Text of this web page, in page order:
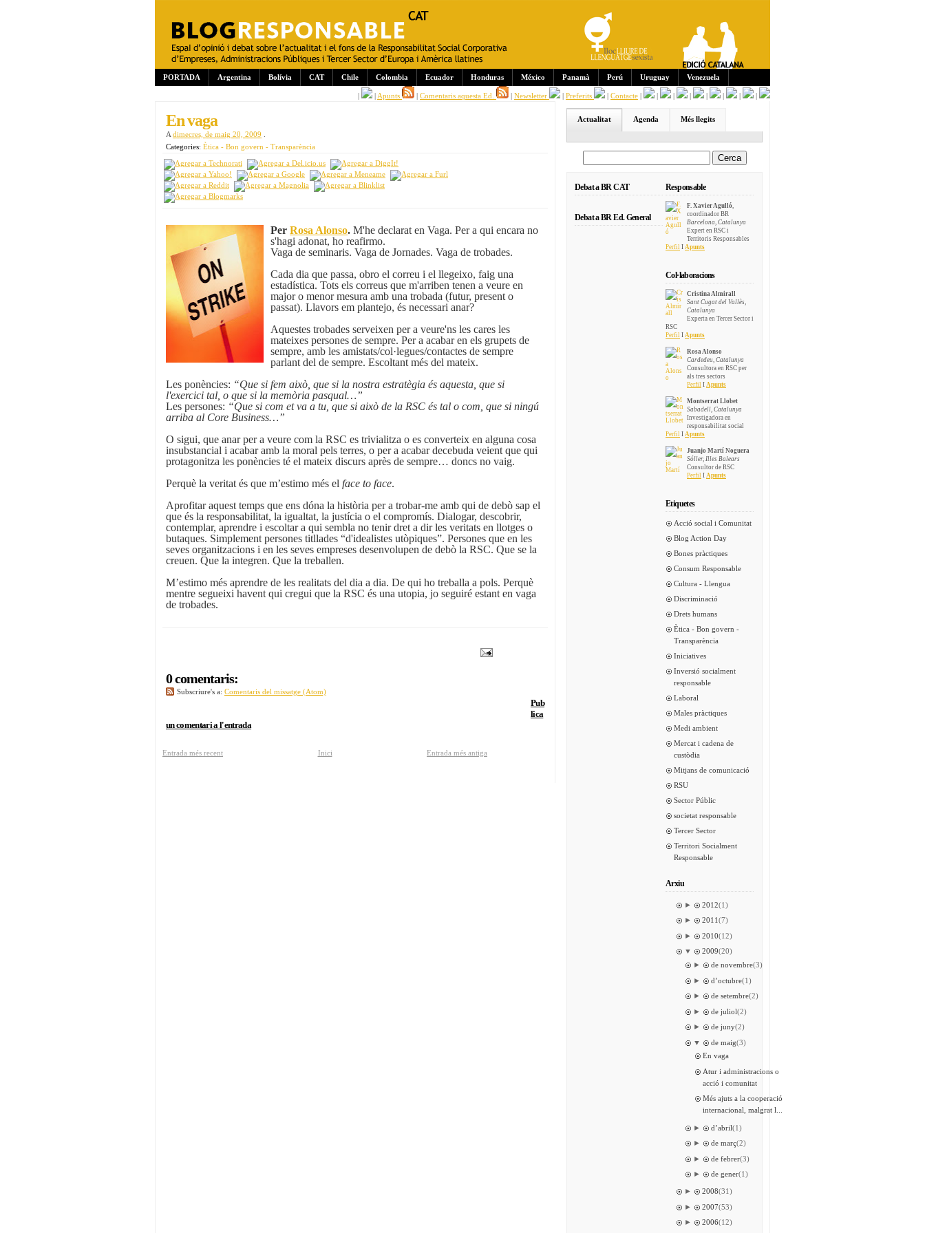
PORTADA Argentina Bolívia CAT Chile Colombia Ecuador Honduras México Panamà Perú Uruguay Venezuela
| | Apunts | Comentaris aquesta Ed. | Newsletter | Preferits | Contacte | | | | | | | |
En vaga
A dimecres, de maig 20, 2009
Categories: Ètica - Bon govern - Transparència
Per Rosa Alonso. M'he declarat en Vaga. Per a qui encara no
s'hagi adonat, ho reafirmo.
Vaga de seminaris. Vaga de Jornades. Vaga de trobades.
Cada dia que passa, obro el correu i el llegeixo, faig una
estadística. Tots els correus que m'arriben tenen a veure en
major o menor mesura amb una trobada (futur, present o
passat). Llavors em plantejo, és necessari anar?
Aquestes trobades serveixen per a veure'ns les cares les
mateixes persones de sempre. Per a acabar en els grupets de
sempre, amb les amistats/col·legues/contactes de sempre
parlant del de sempre. Escoltant més del mateix.
Les ponències: “Que si fem això, que si la nostra estratègia és aquesta, que si
l'exercici tal, o que si la memòria pasqual…”
Les persones: “Que si com et va a tu, que si això de la RSC és tal o com, que si ningú
arriba al Core Business…”
O sigui, que anar per a veure com la RSC es trivialitza o es converteix en alguna cosa
insubstancial i acabar amb la moral pels terres, o per a acabar decebuda veient que qui
protagonitza les ponències té el mateix discurs après de sempre… doncs no vaig.
Perquè la veritat és que m’estimo més el face to face.
Aprofitar aquest temps que ens dóna la història per a trobar-me amb qui de debò sap el
que és la responsabilitat, la igualtat, la justícia o el compromís. Dialogar, descobrir,
contemplar, aprendre i escoltar a qui sembla no tenir dret a dir les veritats en llotges o
butaques. Simplement persones titllades “d'idealistes utòpiques”. Persones que en les
seves organitzacions i en les seves empreses desenvolupen de debò la RSC. Que se la
creuen. Que la integren. Que la treballen.
M’estimo més aprendre de les realitats del dia a dia. De qui ho treballa a pols. Perquè
mentre segueixi havent qui cregui que la RSC és una utopia, jo seguiré estant en vaga
de trobades.
0 comentaris:
Subscriure's a: Comentaris del missatge (Atom)
Pub
lica
un comentari a l'entrada
Entrada més recent Entrada més antiga
Inici
Actualitat Agenda Més llegits
Debat a BR CAT
Debat a BR Ed. General
Responsable
F. Xavier Agulló,
coordinador BR
Barcelona, Catalunya
Expert en RSC i
Territoris Responsables
Perfil I Apunts
Col·laboracions
Cristina Almirall
Sant Cugat del Vallès,
Catalunya
Experta en Tercer Sector i
RSC
Perfil I Apunts
Rosa Alonso
Cardedeu, Catalunya
Consultora en RSC per
als tres sectors
Perfil I Apunts
Montserrat Llobet
Sabadell, Catalunya
Investigadora en
responsabilitat social
Perfil I Apunts
Juanjo Martí Noguera
Sóller, Illes Balears
Consultor de RSC
Perfil I Apunts
Etiquetes
Acció social i Comunitat
Blog Action Day
Bones pràctiques
Consum Responsable
Cultura - Llengua
Discriminació
Drets humans
Ètica - Bon govern -
Transparència
Iniciatives
Inversió socialment
responsable
Laboral
Males pràctiques
Medi ambient
Mercat i cadena de
custòdia
Mitjans de comunicació
RSU
Sector Públic
societat responsable
Tercer Sector
Territori Socialment
Responsable
Arxiu
► 2012(1)
►
2011 (7)
►
2010(12)
▼
2009(20)
►
de novembre(3)
►
d’octubre(1)
►
de setembre(2)
►
de juliol(2)
►
de juny(2)
▼
de maig(3)
En vaga
Atur i administracions o
acció i comunitat
Més ajuts a la cooperació
internacional, malgrat l...
► d’abril(1)
►
de març(2)
►
de febrer(3)
►
de gener(1)
► 2008(31)
►
2007(53)
►
2006(12)